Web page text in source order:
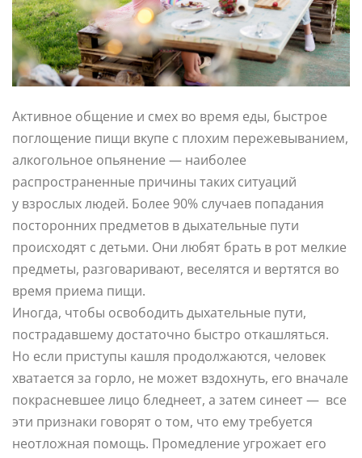
Активное общение и смех во время еды, быстрое
поглощение пищи вкупе с плохим пережевыванием,
алкогольное опьянение — наиболее
распространенные причины таких ситуаций
у взрослых людей. Более 90% случаев попадания
посторонних предметов в дыхательные пути
происходят с детьми. Они любят брать в рот мелкие
предметы, разговаривают, веселятся и вертятся во
время приема пищи.
Иногда, чтобы освободить дыхательные пути,
пострадавшему достаточно быстро откашляться.
Но если приступы кашля продолжаются, человек
хватается за горло, не может вздохнуть, его вначале
покрасневшее лицо бледнеет, а затем синеет — все
эти признаки говорят о том, что ему требуется
неотложная помощь. Промедление угрожает его